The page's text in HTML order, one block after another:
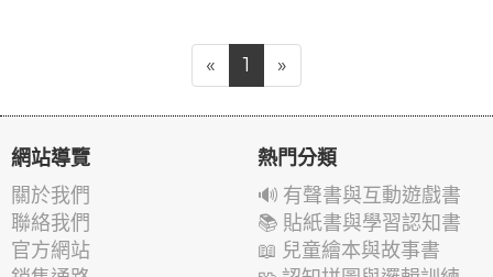
« 1 »
網站導覽
關於我們
聯絡我們
官方網站
熱門分類
🔊 有聲書與互動遊戲書
📚 貼紙書與學習認知書
📖 兒童繪本與故事書